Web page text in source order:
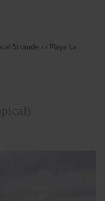
Strände › › Playa La